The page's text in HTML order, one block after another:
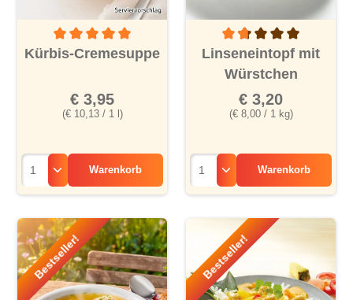
Durchschnittliche Bewertung von 5 von 5 Sternen
Kürbis-Cremesuppe
(€ 10,13 / 1 l)
€ 3,95
Warenkorb
Durchschnittliche
Linseneintopf mit
Würstchen
(€ 8,00 / 1 kg)
€ 3,20
Warenkorb
Bestseller! Bestseller!